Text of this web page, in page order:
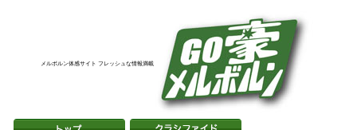
メルボルン体感サイト フレッシュな情報満載